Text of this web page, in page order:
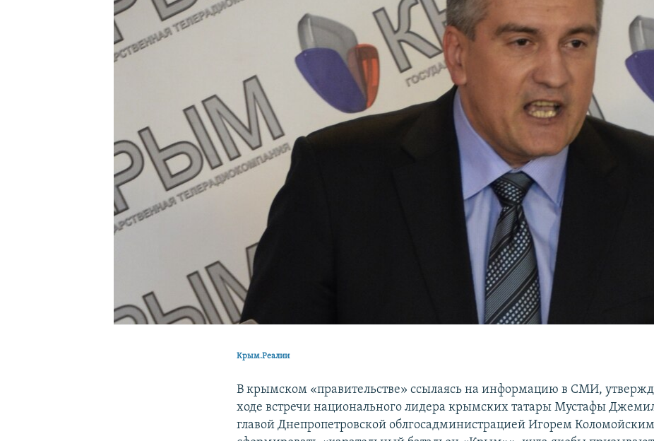
КРЫМ.НЕПОКОРЕННЫЙ
Крым.Реалии
В крымском «правительстве» ссылаясь на информацию в СМИ,
ходе встречи национального лидера крымских татары Мустафы
главой Днепропетровской облгосадминистрацией Игорем